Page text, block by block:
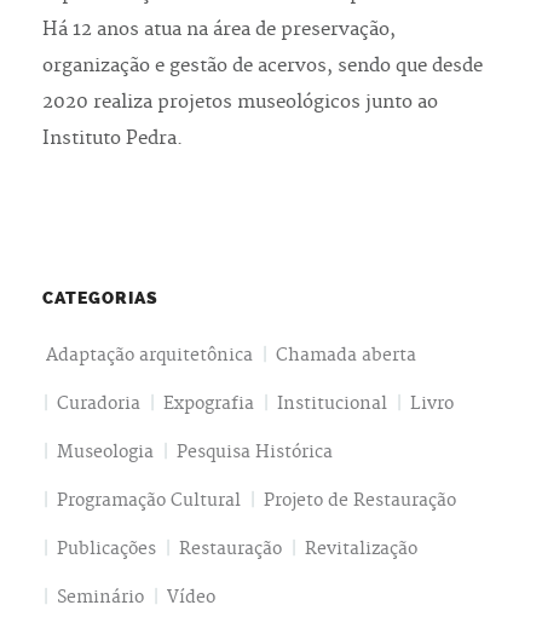
Há 12 anos atua na área de preservação,
organização e gestão de acervos, sendo que desde
2020 realiza projetos museológicos junto ao
Instituto Pedra.
CATEGORIAS
Adaptação arquitetônica Chamada aberta
Curadoria Expografia Institucional Livro
Museologia Pesquisa Histórica
Programação Cultural Projeto de Restauração
Publicações Restauração Revitalização
Seminário Vídeo